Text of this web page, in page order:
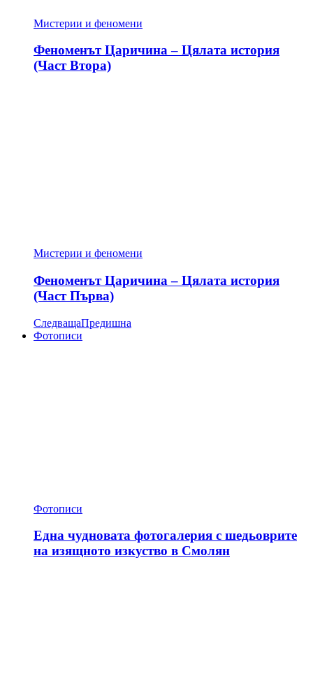
Мистерии и феномени
Феноменът Царичина – Цялата история
(Част Втора)
Мистерии и феномени
Феноменът Царичина – Цялата история
(Част Първа)
СледващаПредишна
Фотописи
Фотописи
Една чудновата фотогалерия с шедьоврите
на изящното изкуство в Смолян